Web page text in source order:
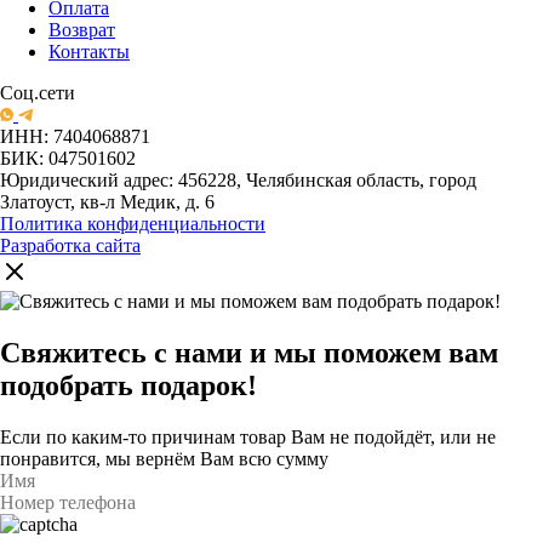
Оплата
Возврат
Контакты
Соц.сети
ИНН: 7404068871
БИК: 047501602
Юридический адрес: 456228, Челябинская область, город
Златоуст, кв-л Медик, д. 6
Политика конфиденциальности
Разработка сайта
Свяжитесь с нами и мы поможем вам
подобрать подарок!
Если по каким-то причинам товар Вам не подойдёт, или не
понравится, мы вернём Вам всю сумму